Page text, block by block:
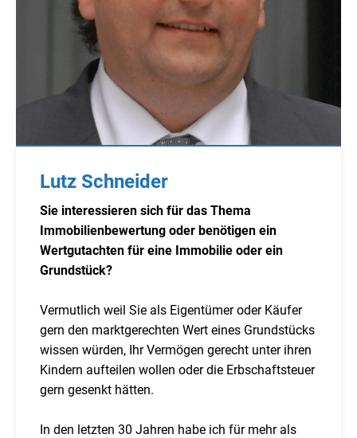
Lutz Schneider
Sie interessieren sich für das Thema
Immobilienbewertung oder benötigen ein
Wertgutachten für eine Immobilie oder ein
Grundstück?
Vermutlich weil Sie als Eigentümer oder Käufer
gern den marktgerechten Wert eines Grundstücks
wissen würden, Ihr Vermögen gerecht unter ihren
Kindern aufteilen wollen oder die Erbschaftsteuer
gern gesenkt hätten.
In den letzten 30 Jahren habe ich für mehr als